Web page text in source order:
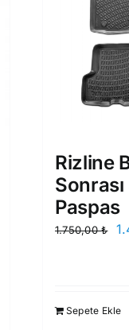
Rizline
Paspas
1.750,00₺
Sepete Ekle